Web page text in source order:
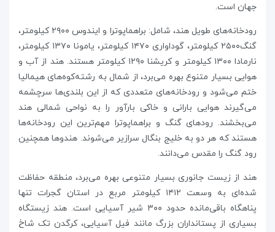
جهان است.
رودخانه‌های طویل هند، شامل: براهماپوترا و ایندوس ۲۹۰۰ کیلومتر،
گنگ۲۵۰۰ کیلومتر، گوداواری ۱۴۷۰ کیلومتر، یامونا ۱۳۷۰ کیلومتر،
نارمادا ۱۳۰۰ کیلومتر و کریشنا ۱۲۹۰ کیلومتر هستند. هند از آب و
هوایی بسیار متنوع بهره می‌برد، از شمال به رشته‌کوه‌های هیمالیا
ختم می‌شود و رودخانه‌های متعددی که از این بلندی‌ها سرچشمه
می‌گیرند هوایی بارانی و خاکی بارآور را به نواحی شمالی هند
می‌بخشند. رودهای گنگ و براهماپوترا مهم‌ترین این رودخانه‌ها
هستند که هر دو به خلیج بنگال سرازیر می‌شوند. هندوها همچنین
رود گنگ را مقدس می‌دانند.
هند از زیست جانوری بسیار متنوعی بهره می‌برد، منطقه حفاظت
شده‌ای به وسعت ۱۴۱۲ کیلومتر مربع در استان گجرات تنها
پناهگاه باقی‌مانده حدود ۳۰۰ شیر آسیایی است. هند زیستگاه
بسیاری از پستانداران بزرگ مانند فیل آسیایی، کرگدن تک شاخ